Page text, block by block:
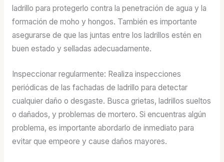
ladrillo para protegerlo contra la penetración de agua y la
formación de moho y hongos. También es importante
asegurarse de que las juntas entre los ladrillos estén en
buen estado y selladas adecuadamente.
Inspeccionar regularmente: Realiza inspecciones
periódicas de las fachadas de ladrillo para detectar
cualquier daño o desgaste. Busca grietas, ladrillos sueltos
o dañados, y problemas de mortero. Si encuentras algún
problema, es importante abordarlo de inmediato para
evitar que empeore y cause daños mayores.